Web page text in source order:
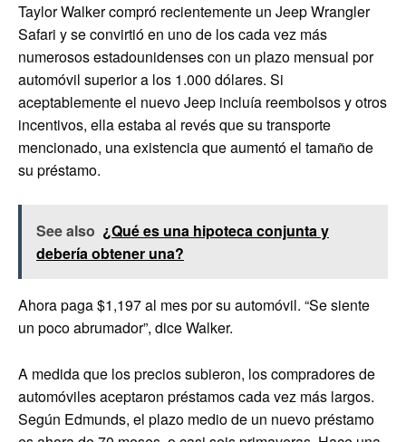
Taylor Walker compró recientemente un Jeep Wrangler
Safari y se convirtió en uno de los cada vez más
numerosos estadounidenses con un plazo mensual por
automóvil superior a los 1.000 dólares. Si
aceptablemente el nuevo Jeep incluía reembolsos y otros
incentivos, ella estaba al revés que su transporte
mencionado, una existencia que aumentó el tamaño de
su préstamo.
See also ¿Qué es una hipoteca conjunta y
debería obtener una?
Ahora paga $1,197 al mes por su automóvil. “Se siente
un poco abrumador”, dice Walker.
A medida que los precios subieron, los compradores de
automóviles aceptaron préstamos cada vez más largos.
Según Edmunds, el plazo medio de un nuevo préstamo